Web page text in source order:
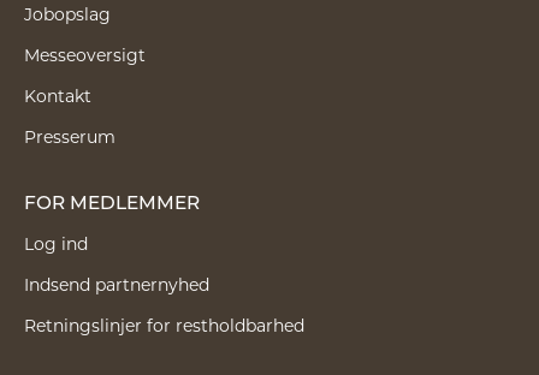
Jobopslag
Messeoversigt
Kontakt
Presserum
FOR MEDLEMMER
Log ind
Indsend partnernyhed
Retningslinjer for restholdbarhed